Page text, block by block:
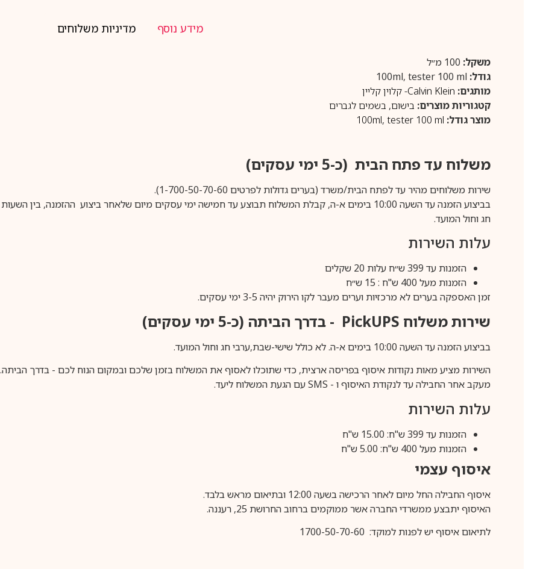
מידע נוסף מדיניות משלוחים
משקל:
גודל:
מותגים: Calvin Klein- קלוין קליין
קטגוריות מוצרים: בישום, בשמים לגברים
מוצר גודל:
100ml,tester 100 ml
משלוח עד פתח הבית (כ-5 ימי עסקים)
שירות משלוחים מהיר עד לפתח הבית/משרד (בערים גדולות לפרטים 1-700-50-70-60).
חג וחול המועד.
עלות השירות
הזמנות עד 399 ש״ח עלות 20 שקלים
הזמנות מעל 400 ש"ח : 15 ש״ח
זמן האספקה בערים לא מרכזיות וערים מעבר לקו הירוק יהיה 3-5 ימי עסקים.
שירות משלוח PickUPS - בדרך הביתה (כ-5 ימי עסקים)
בביצוע הזמנה עד השעה 10:00 בימים א-ה. לא כולל שישי-שבת,ערבי חג וחול המועד.
השירות מציע מאות נקודות איסוף בפריסה ארצית, כדי שתוכלו לאסוף את המשלוח בזמן שלכם ובמקום הנוח לכם - בדרך הביתה.
מעקב אחר החבילה עד לנקודת האיסוף ו - SMSעם הגעת המשלוח ליעד.
עלות השירות
הזמנות עד 399 ש"ח: 15.00 ש"ח
הזמנות מעל 400 ש"ח: 5.00 ש"ח
איסוף עצמי
איסוף החבילה החל מיום לאחר הרכישה בשעה 12:00 ובתיאום מראש בלבד.
האיסוף יתבצע ממשרדי החברה אשר ממוקמים ברחוב החרושת 25, רעננה.
לתיאום איסוף יש לפנות למוקד: 1700-50-70-60